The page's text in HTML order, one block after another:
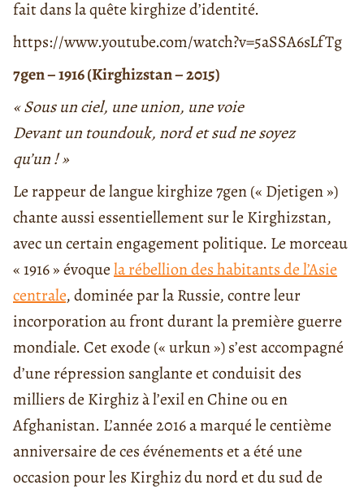
fait dans la quête kirghize d’identité.
https://www.youtube.com/watch?v=5aSSA6sLfTg
7gen – 1916 (Kirghizstan – 2015)
« Sous un ciel, une union, une voie
Devant un toundouk, nord et sud ne soyez
qu’un ! »
Le rappeur de langue kirghize 7gen (« Djetigen »)
chante aussi essentiellement sur le Kirghizstan,
avec un certain engagement politique. Le morceau
« 1916 » évoquela rébellion des habitants de l’Asie
centrale, dominée par la Russie, contre leur
incorporation au front durant la première guerre
mondiale. Cet exode (« urkun ») s’est accompagné
d’une répression sanglante et conduisit des
milliers de Kirghiz à l’exil en Chine ou en
Afghanistan. L’année 2016 a marqué le centième
anniversaire de ces événements et a été une
occasion pour les Kirghiz du nord et du sud de